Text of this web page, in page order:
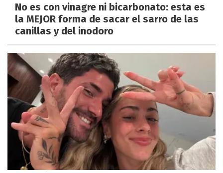
No es con vinagre ni bicarbonato: esta es
la MEJOR forma de sacar el sarro de las
canillas y del inodoro